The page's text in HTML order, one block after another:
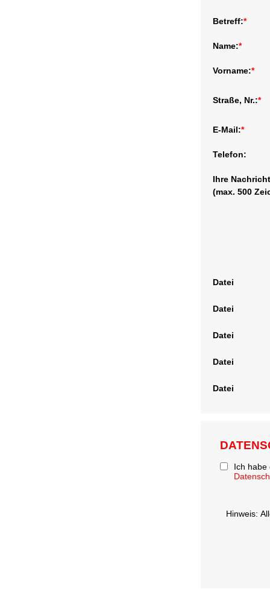
Betreff:*
Name:*
Vorname:*
Straße, Nr.:*
E-Mail:*
Telefon:
Ihre Nachricht
(max. 500
Datei
Datei
Datei
Datei
Datei
Ich habe
Hinweis: